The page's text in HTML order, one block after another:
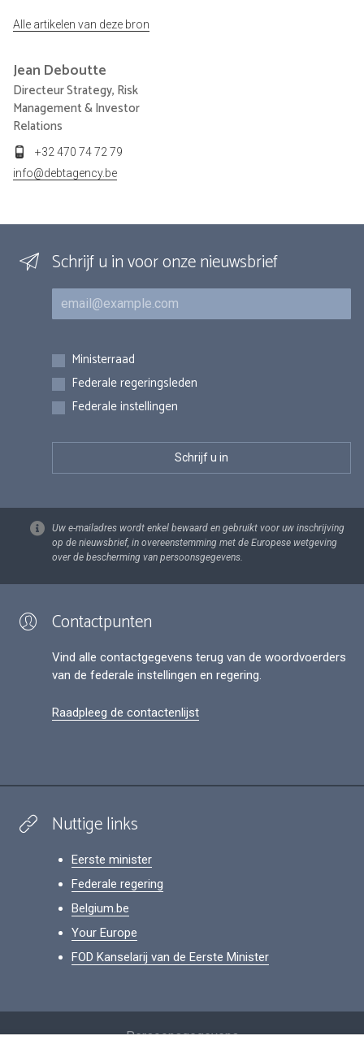
Alle artikelen van deze bron
Jean Deboutte
Directeur Strategy, Risk
Management & Investor
Relations
+32 470 74 72 79
info@debtagency.be
Schrijf u in voor onze nieuwsbrief
E-mail
Inschrijvingen
Ministerraad
Federale regeringsleden
Federale instellingen
Uw e-mailadres wordt enkel bewaard en gebruikt voor uw inschrijving
op de nieuwsbrief, in overeenstemming met de Europese wetgeving
over de bescherming van persoonsgegevens.
Contactpunten
Vind alle contactgegevens terug van de woordvoerders
van de federale instellingen en regering.
Raadpleeg de contactenlijst
Nuttige links
Eerste minister
Federale regering
Belgium.be
Your Europe
FOD Kanselarij van de Eerste Minister
Persoonsgegevens